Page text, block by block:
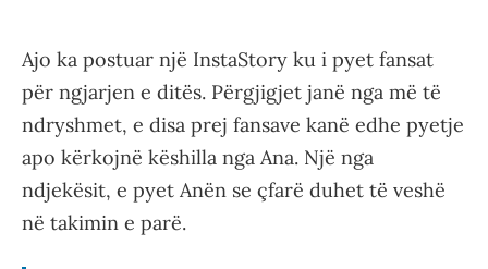
Ajo ka postuar një InstaStory ku i pyet fansat
për ngjarjen e ditës. Përgjigjet janë nga më të
ndryshmet, e disa prej fansave kanë edhe pyetje
apo kërkojnë këshilla nga Ana. Një nga
ndjekësit, e pyet Anën se çfarë duhet të veshë
në takimin e parë.